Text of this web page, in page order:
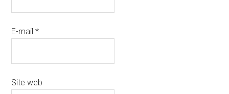
E-mail*
Site web